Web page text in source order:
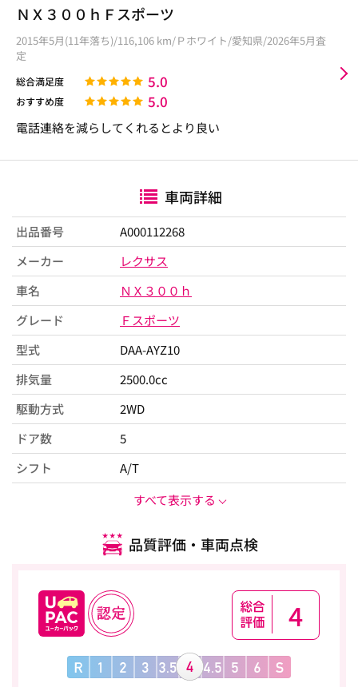
ＮＸ３００ｈＦスポーツ
2015年5月(11年落ち)/116,106 km/Ｐホワイト/愛知県/2026年5月査
定
総合満足度 5.0
おすすめ度 5.0
電話連絡を減らしてくれるとより良い
車両詳細
出品番号
A000112268
メーカー
レクサス
車名
ＮＸ３００ｈ
グレード
Ｆスポーツ
型式
DAA-AYZ10
排気量
2500.0cc
駆動方式
2WD
ドア数
5
シフト
A/T
すべて表示する
品質評価・車両点検
4